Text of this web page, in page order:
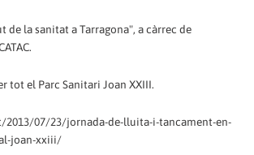
de la sanitat a Tarragona", a càrrec de
tot el Parc Sanitari Joan XXIII.
07/23/jornada-de-lluita-i-tancament-en-
joan-xxiii/